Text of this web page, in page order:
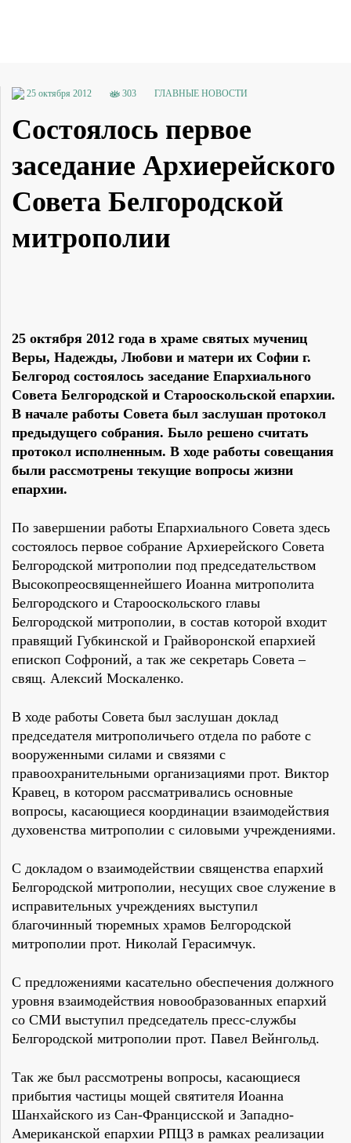
25 октября 2012 303 ГЛАВНЫЕ НОВОСТИ
Состоялось первое
заседание Архиерейского
Совета Белгородской
митрополии
25 октября 2012 года в храме святых мучениц
Веры, Надежды, Любови и матери их Софии г.
Белгород состоялось заседание Епархиального
Совета Белгородской и Старооскольской епархии.
В начале работы Совета был заслушан протокол
предыдущего собрания. Было решено считать
протокол исполненным. В ходе работы совещания
были рассмотрены текущие вопросы жизни
епархии.
По завершении работы Епархиального Совета здесь
состоялось первое собрание Архиерейского Совета
Белгородской митрополии под председательством
Высокопреосвященнейшего Иоанна митрополита
Белгородского и Старооскольского главы
Белгородской митрополии, в состав которой входит
правящий Губкинской и Грайворонской епархией
епископ Софроний, а так же секретарь Совета –
свящ. Алексий Москаленко.
В ходе работы Совета был заслушан доклад
председателя митрополичьего отдела по работе с
вооруженными силами и связями с
правоохранительными организациями прот. Виктор
Кравец, в котором рассматривались основные
вопросы, касающиеся координации взаимодействия
духовенства митрополии с силовыми учреждениями.
С докладом о взаимодействии священства епархий
Белгородской митрополии, несущих свое служение в
исправительных учреждениях выступил
благочинный тюремных храмов Белгородской
митрополии прот. Николай Герасимчук.
С предложениями касательно обеспечения должного
уровня взаимодействия новообразованных епархий
со СМИ выступил председатель пресс-службы
Белгородской митрополии прот. Павел Вейнгольд.
Так же был рассмотрены вопросы, касающиеся
прибытия частицы мощей святителя Иоанна
Шанхайского из Сан-Францисской и Западно-
Американской епархии РПЦЗ в рамках реализации